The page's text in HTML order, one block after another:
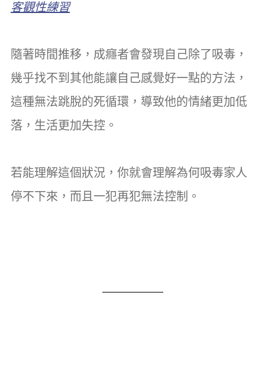
客觀性練習
隨著時間推移，成癮者會發現自己除了吸毒，
幾乎找不到其他能讓自己感覺好一點的方法，
這種無法跳脫的死循環，導致他的情緒更加低
落，生活更加失控。
若能理解這個狀況，你就會理解為何吸毒家人
停不下來，而且一犯再犯無法控制。